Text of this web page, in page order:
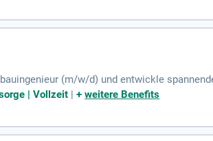
Die kompetente Beratung der Kunden im
im Maschinenbau oder in einem
(m/w/d) und entwickle
die Erarbeitung optimierter Lösungen im
Maschinenbauer mit erster
13,5 Monatsgehältern, einem Jahresbonus
| Vollzeit |+weitere Benefits